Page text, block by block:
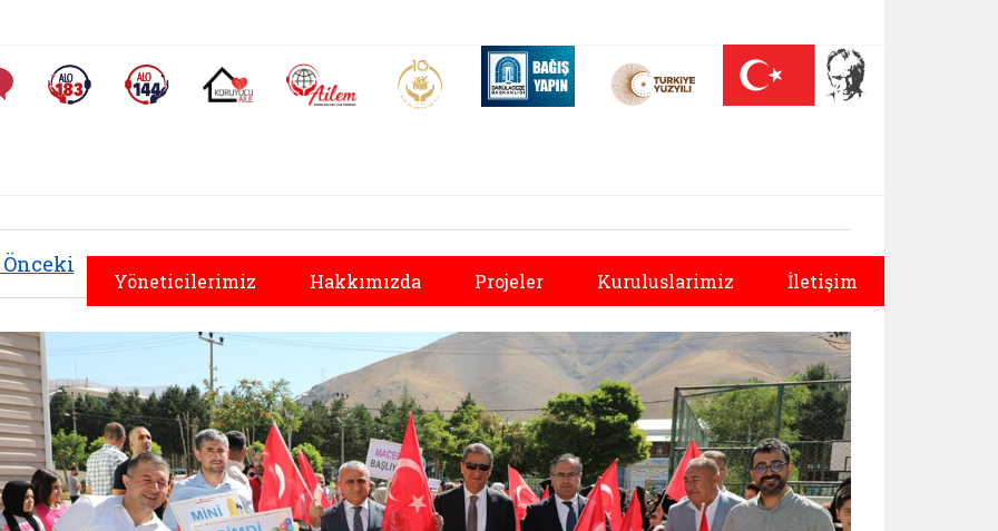
Sıkça Sorulan SorularAlo 183 (yeni sekmede açılır)Alo 144 (yeni sekmede açılır)Koruyucu Aile (yeni sekmede açılır)
AİLEM İletişim Merkezi (yeni sekmede açılır)
Aile ve Nüfus On Yılı (yeni sekmede açılır)Darülaceze bağış sayfası (yeni sekmede açılır)
Yöneticilerimiz Hakkımızda Projeler Kuruluslarimiz İletişim
Sonraki